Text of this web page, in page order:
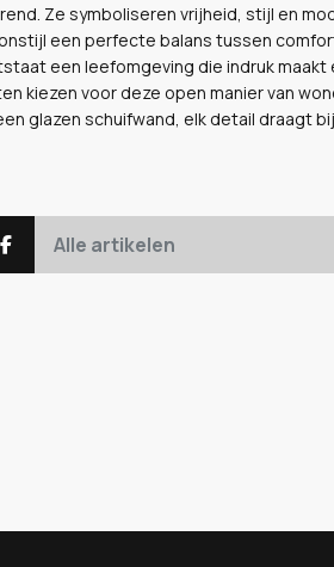
Ze symboliseren vrijheid, stijl en
een perfecte balans tussen
een leefomgeving die indruk maakt
kiezen voor deze open manier van
glazen schuifwand, elk detail draagt
Alle artikelen